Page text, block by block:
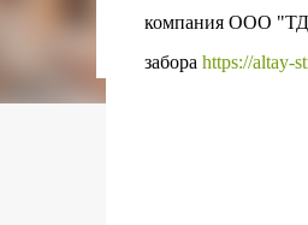
городском
качества» от
современный
компания ООО "ТД"
забора https://altay-